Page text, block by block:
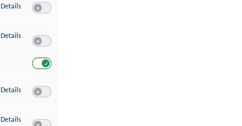
Details zu Verwendung von Profilen zur Auswahl personalisierter Werbung
Details zu Messung der Werbeleistung
Details zu Messung der Performance von Inhalten
Details zu Analyse von Zielgruppen durch Statistiken oder Kombinationen von